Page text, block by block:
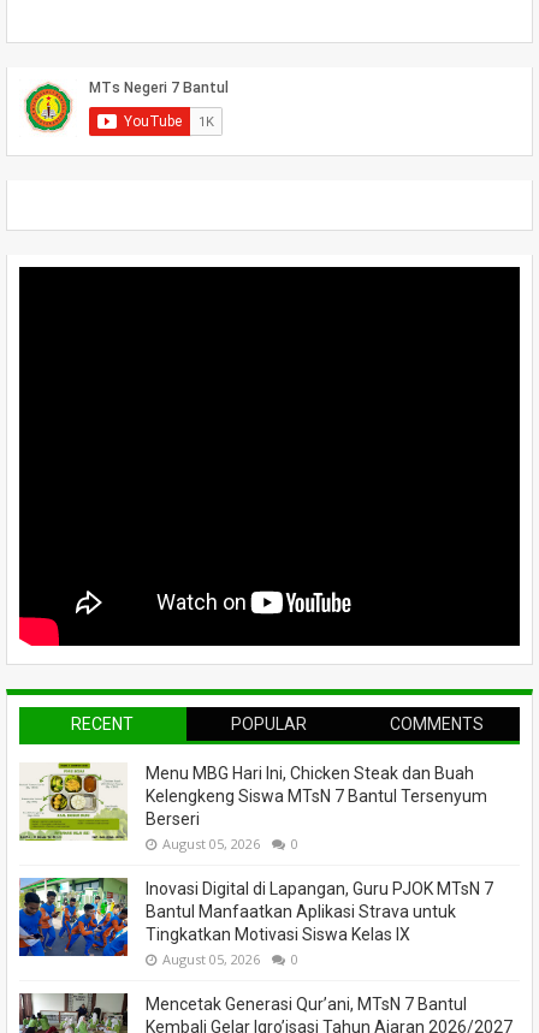
RECENT POPULAR COMMENTS
Menu MBG Hari Ini, Chicken Steak dan Buah
Kelengkeng Siswa MTsN 7 Bantul Tersenyum
Berseri
August 05, 2026 0
Inovasi Digital di Lapangan, Guru PJOK MTsN 7
Bantul Manfaatkan Aplikasi Strava untuk
Tingkatkan Motivasi Siswa Kelas IX
August 05, 2026 0
Mencetak Generasi Qur’ani, MTsN 7 Bantul
Kembali Gelar Iqro’isasi Tahun Ajaran 2026/2027